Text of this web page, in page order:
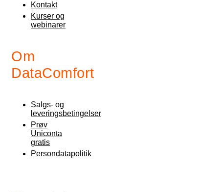
Kontakt
Kurser og
webinarer
Om
DataComfort
Salgs- og
leveringsbetingelser
Prøv
Uniconta
gratis
Persondatapolitik